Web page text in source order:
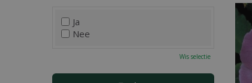
Ja
Nee
Wis selectie